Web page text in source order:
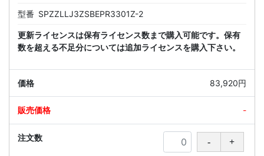
型番 SPZZLLJ3ZSBEPR3301Z-2
更新ライセンスは保有ライセンス数まで購入可能です。保有
数を超える不足分については追加ライセンスを購入下さい。
83,920円
-